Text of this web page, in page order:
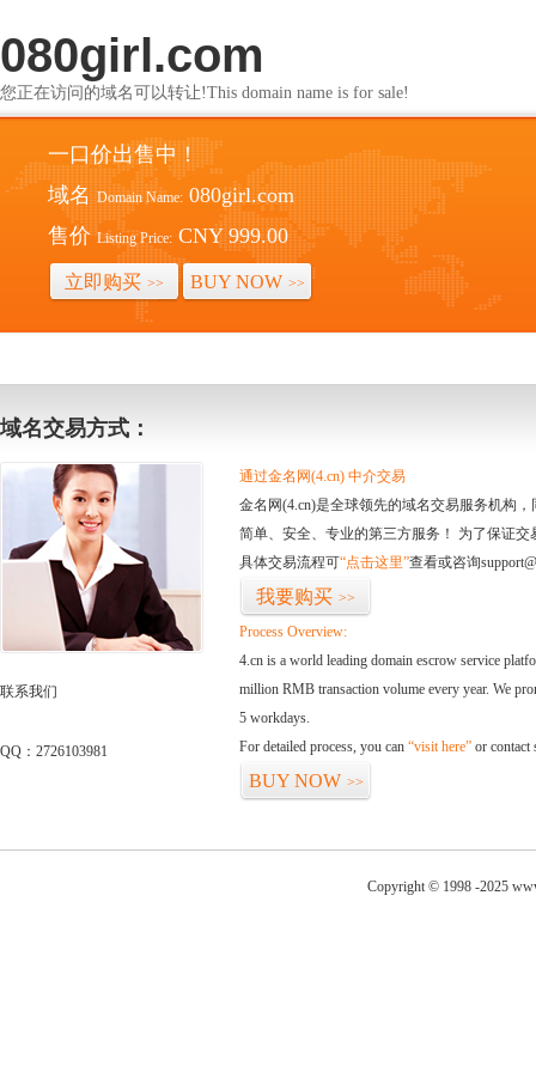
080girl.com
您正在访问的域名可以转让!This domain name is for sale!
一口价出售中！
域名 Domain Name: 080girl.com
售价 Listing Price: CNY 999.00
立即购买 >> BUY NOW >>
域名交易方式：
联系我们
QQ：2726103981
通过金名网(4.cn) 中介交易
金名网(4.cn)是全球领先的域名交易服务机构
简单、安全、专业的第三方服务！ 为了保证
具体交易流程可“点击这里”查看或咨询
我要购买 >>
Process Overview:
4.cn is a world leading domain escrow service
million RMB transaction volume every year. We
5 workdays.
For detailed process, you can “visit here” or contact
BUY NOW >>
Copyright © 1998 -2025